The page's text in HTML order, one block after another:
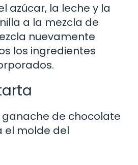
azúcar, la leche y la
a la mezcla de
nuevamente
los ingredientes
ganache de chocolate
el molde del